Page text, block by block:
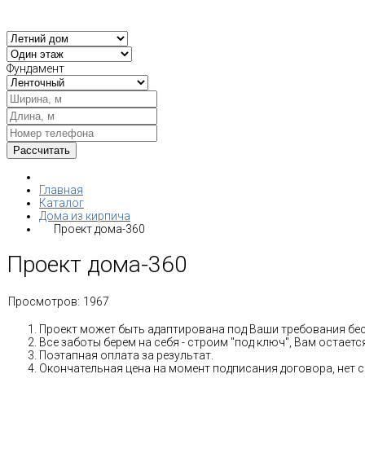
Фундамент
Главная
Каталог
Дома из кирпича
Проект дома-360
Проект дома-360
Просмотров: 1967
Проект может быть адаптирована под Ваши требования
Все заботы берем на себя - строим "под ключ", Вам
Поэтапная оплата за результат.
Окончательная цена на момент подписания договора, нет